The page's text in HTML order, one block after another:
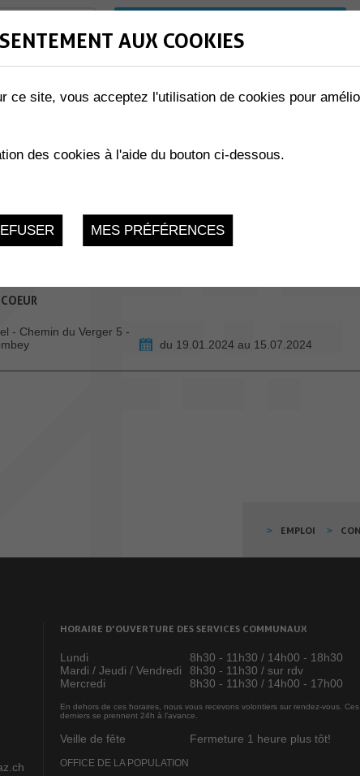
TOCA
Mercredi 13 Mars 2024, 15h-20h
Collombey-Muraz du 20.02.2024 au 19.04.2024
- Chemin du Verger 5 -
du 19.01.2024 au 15.07.2024
EMPLOI
HORAIRE D’OUVERTURE DES SERVICES COMMUNAUX
Lundi
8h30 - 11h30 / 14h00 - 18h30
Mardi / Jeudi / Vendredi
8h30 - 11h30 / sur rdv
Mercredi
8h30 - 11h30 / 14h00 - 17h00
En dehors de ces horaires, nous vous recevons volontiers sur rendez-vous. Ces
derniers se prennent 24h à l’avance.
Veille de fête Fermeture 1 heure plus tôt!
OFFICE DE LA POPULATION
AUX COOKIES
ce site, vous acceptez l'utilisation de cookies pour
des cookies à l'aide du bouton ci-dessous.
MES PRÉFÉRENCES